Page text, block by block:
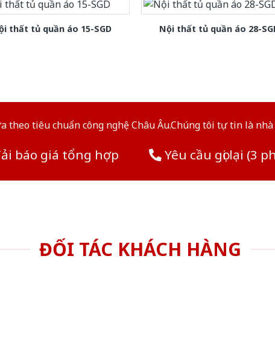
thất tủ quần áo 15-SGD Nội thất tủ quần áo 28-
tiêu chuẩn công nghệ Châu Âu.Chúng tôi tự tin là
báo giá tổng hợp Yêu cầu gọi lại (3
ĐỐI TÁC KHÁCH HÀNG